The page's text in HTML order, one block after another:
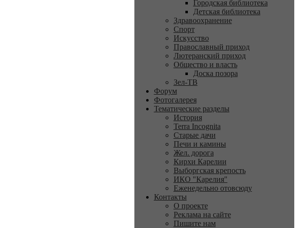
Городская библиотека
Детская библиотека
Здравоохранение
Спорт
Искусство
Православный приход
Лютеранский приход
Общество и власть
Доска позора
Зел-ТВ
Форум
Фотогалерея
Тематические разделы
История
Terra Incognita
Старые дачи
Печи и камины
Жел. дорога
Кирхи Карелии
Выборгская крепость
ИКО "Карелия"
Еженедельно отовсюду
Контакты
О проекте
Реклама на сайте
Пишите нам